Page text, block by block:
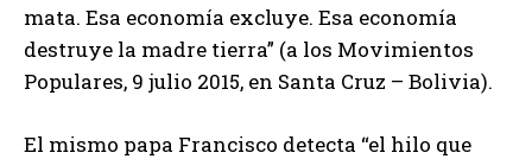
mata. Esa economía excluye. Esa economía
destruye la madre tierra” (a los Movimientos
Populares, 9 julio 2015, en Santa Cruz – Bolivia).
El mismo papa Francisco detecta “el hilo que